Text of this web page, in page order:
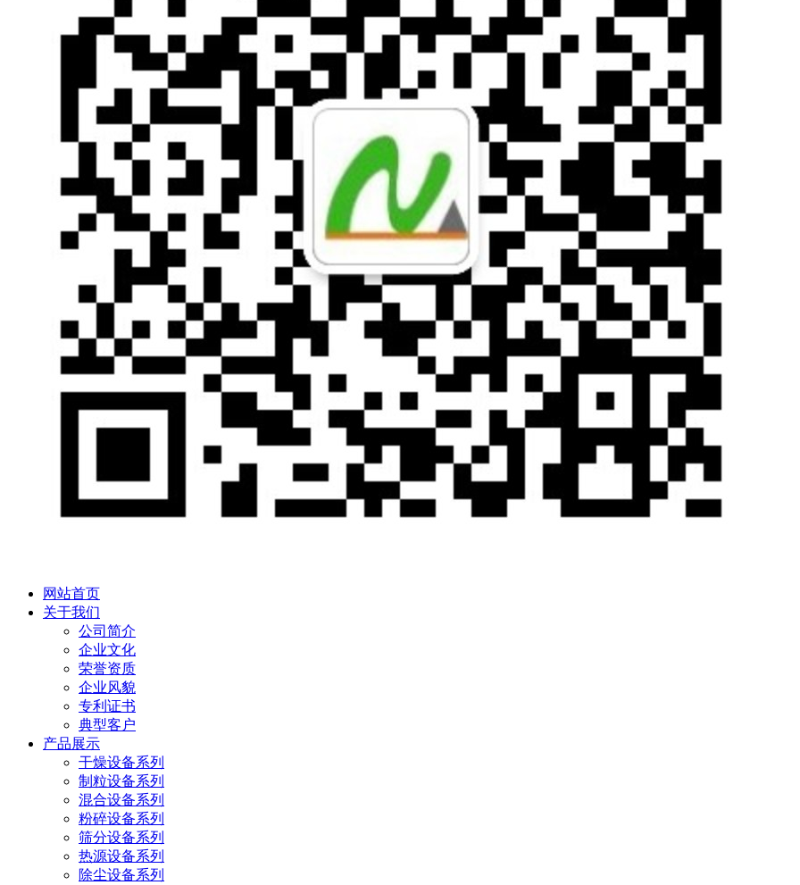
网站首页
关于我们
公司简介
企业文化
荣誉资质
企业风貌
专利证书
典型客户
产品展示
干燥设备系列
制粒设备系列
混合设备系列
粉碎设备系列
筛分设备系列
热源设备系列
除尘设备系列